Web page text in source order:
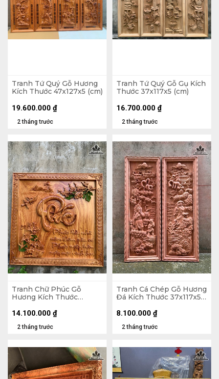
Tranh Tứ Quý Gỗ Hương
Kích Thước 47x127x5 (cm)
2 tháng trước
19.600.000 ₫
Tranh Tứ Quý Gỗ Gụ Kích
Thước 37x117x5 (cm)
2 tháng trước
16.700.000 ₫
Tranh Chữ Phúc Gỗ
Hương Kích Thước
2 tháng trước
14.100.000 ₫
Tranh Cá Chép Gỗ Hương
Đá Kích Thước 37x117x5
2 tháng trước
8.100.000 ₫